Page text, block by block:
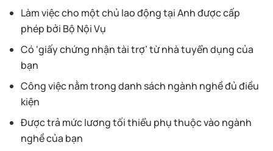
Làm việc cho một chủ lao động tại Anh được cấp
phép bởi Bộ Nội Vụ
Có ‘giấy chứng nhận tài trợ’ từ nhà tuyển dụng của
bạn
Công việc nằm trong danh sách ngành nghề đủ điều
kiện
Được trả mức lương tối thiểu phụ thuộc vào ngành
nghề của bạn